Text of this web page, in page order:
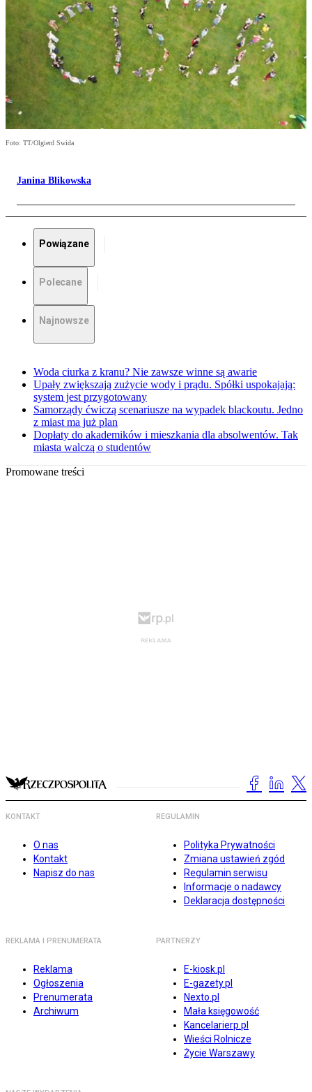
Foto: TT/Olgierd Swida
Janina Blikowska
Powiązane
Polecane
Najnowsze
Woda ciurka z kranu? Nie zawsze winne są awarie
Upały zwiększają zużycie wody i prądu. Spółki uspokajają:
system jest przygotowany
Samorządy ćwiczą scenariusze na wypadek blackoutu. Jedno
z miast ma już plan
Dopłaty do akademików i mieszkania dla absolwentów. Tak
miasta walczą o studentów
Promowane treści
KONTAKT
O nas
Kontakt
Napisz do nas
REGULAMIN
Polityka Prywatności
Zmiana ustawień zgód
Regulamin serwisu
Informacje o nadawcy
Deklaracja dostępności
REKLAMA I PRENUMERATA
Reklama
Ogłoszenia
Prenumerata
Archiwum
PARTNERZY
E-kiosk.pl
E-gazety.pl
Nexto.pl
Mała księgowość
Kancelarierp.pl
Wieści Rolnicze
Życie Warszawy